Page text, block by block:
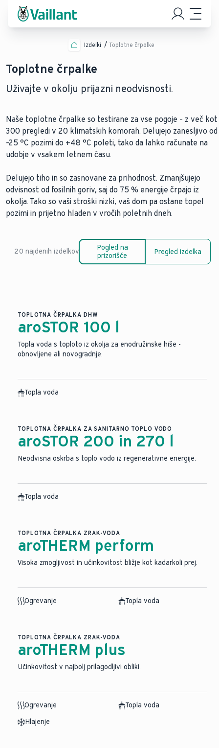
Izdelki Toplotne črpalke
Toplotne črpalke
Uživajte v okolju prijazni neodvisnosti.
Naše toplotne črpalke so testirane za vse pogoje – z več kot
300 pregledi v 20 klimatskih komorah. Delujejo zanesljivo od
–25 °C pozimi do +48 °C poleti, tako da lahko računate na
udobje v vsakem letnem času.
Delujejo tiho in so zasnovane za prihodnost. Zmanjšujejo
odvisnost od fosilnih goriv, saj do 75 % energije črpajo iz
okolja. Tako so vaši stroški nizki, vaš dom pa ostane topel
pozimi in prijetno hladen v vročih poletnih dneh.
20 najdenih izdelkov
Pogled na
prizorišče
Pregled izdelka
TOPLOTNA ČRPALKA DHW
aroSTOR 100 l
Topla voda s toploto iz okolja za enodružinske hiše -
obnovljene ali novogradnje.
Topla voda
TOPLOTNA ČRPALKA ZA SANITARNO TOPLO VODO
aroSTOR 200 in 270 l
Neodvisna oskrba s toplo vodo iz regenerativne energije.
Topla voda
TOPLOTNA ČRPALKA ZRAK-VODA
aroTHERM perform
Visoka zmogljivost in učinkovitost bližje kot kadarkoli prej.
Ogrevanje Topla voda
TOPLOTNA ČRPALKA ZRAK-VODA
aroTHERM plus
Učinkovitost v najbolj prilagodljivi obliki.
Ogrevanje
Topla voda
Hlajenje